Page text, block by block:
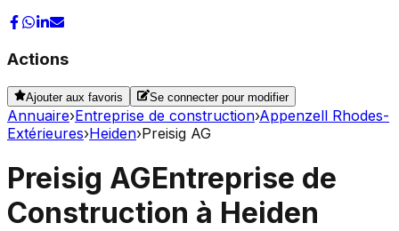
Actions
Ajouter aux favoris Se connecter pour modifier
Annuaire›Entreprise de construction›Appenzell Rhodes-
Extérieures›Heiden›Preisig AG
Preisig AGEntreprise de
Construction à Heiden